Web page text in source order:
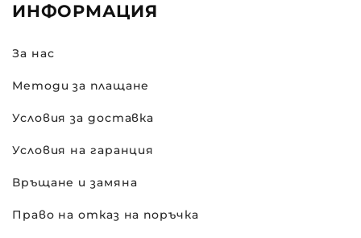
ИНФОРМАЦИЯ
За нас
Методи за плащане
Условия за доставка
Условия на гаранция
Връщане и замяна
Право на отказ на поръчка